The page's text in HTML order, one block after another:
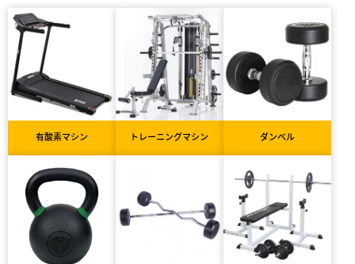
有酸素マシン トレーニングマシン ダンベル